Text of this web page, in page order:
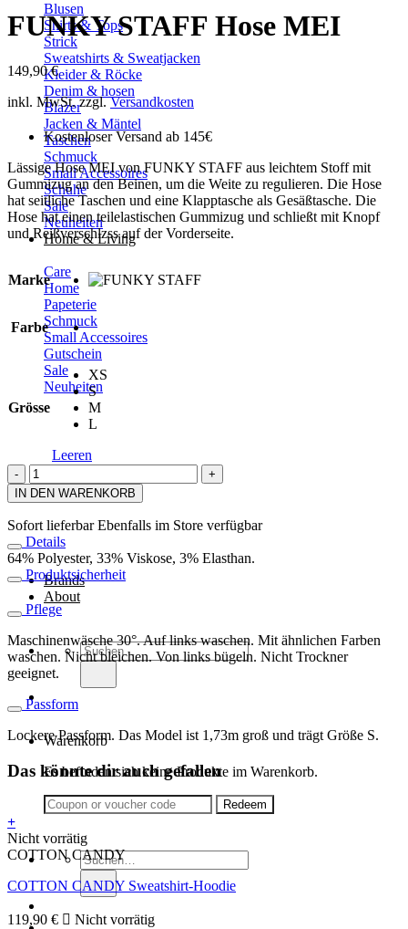
Blusen
Shirts & Tops
Strick
Sweatshirts & Sweatjacken
Kleider & Röcke
Denim & hosen
Blazer
Jacken & Mäntel
Taschen
Schmuck
Small Accessoires
Schuhe
Sale
Neuheiten
Home & Living
Care
Home
Papeterie
Schmuck
Small Accessoires
Gutschein
Sale
Neuheiten
Brands
About
Suche
nach:
Warenkorb
Es befinden sich keine Produkte im Warenkorb.
Suche
nach:
FUNKY STAFF Hose MEI
149,90€
inkl. MwSt. zzgl.Versandkosten
Kostenloser Versand ab 145€
Lässige Hose MEI von FUNKY STAFF aus leichtem Stoff mit
Gummizug an den Beinen, um die Weite zu regulieren. Die Hose
hat seitliche Taschen und eine Klapptasche als Gesäßtasche. Die
Hose hat einen teilelastischen Gummizug und schließt mit Knopf
und Reißverschlzss auf der Vorderseite.
Marke
Farbe
Grösse
XS
S
M
L
Leeren
FUNKY
STAFF
Hose
MEI
Menge
IN DEN WARENKORB
Sofort lieferbarEbenfalls im Store verfügbar
Details
64% Polyester, 33% Viskose, 3% Elasthan.
Produktsicherheit
Pflege
Maschinenwäsche 30°. Auf links waschen. Mit ähnlichen Farben
waschen. Nicht bleichen. Von links bügeln. Nicht Trockner
geeignet.
Passform
Lockere Passform. Das Model ist 1,73m groß und trägt Größe S.
Das könnte dir auch gefallen
+
Dieses
Produkt
mehrere
Varianten
auf.
Nicht vorrätig
COTTON CANDY
COTTON CANDY Sweatshirt-Hoodie
119,90 € Nicht vorrätig